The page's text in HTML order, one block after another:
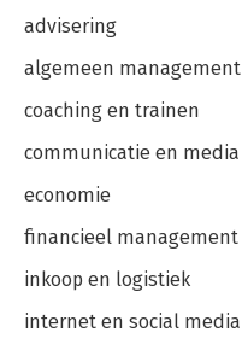
advisering
algemeen management
coaching en trainen
communicatie en media
economie
financieel management
inkoop en logistiek
internet en social media